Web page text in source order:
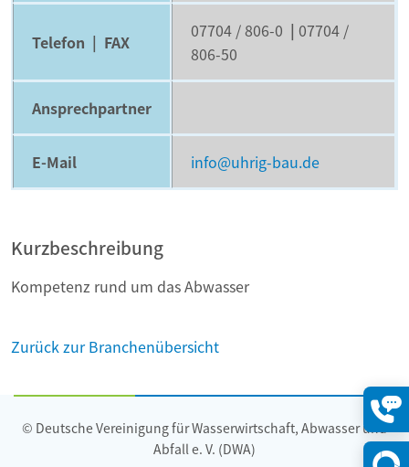
Telefon | FAX
07704 / 806-0 | 07704 /
806-50
Ansprechpartner
E-Mail info@uhrig-bau.de
Kurzbeschreibung
Kompetenz rund um das Abwasser
Zurück zur Branchenübersicht
© Deutsche Vereinigung für Wasserwirtschaft, Abwasser und
Abfall e. V. (DWA)